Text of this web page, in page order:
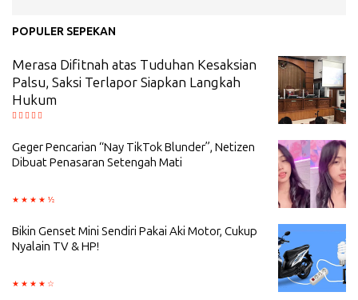
POPULER SEPEKAN
Merasa Difitnah atas Tuduhan Kesaksian
Palsu, Saksi Terlapor Siapkan Langkah
Hukum
Geger Pencarian “Nay TikTok Blunder”, Netizen
Dibuat Penasaran Setengah Mati
Bikin Genset Mini Sendiri Pakai Aki Motor, Cukup
Nyalain TV & HP!